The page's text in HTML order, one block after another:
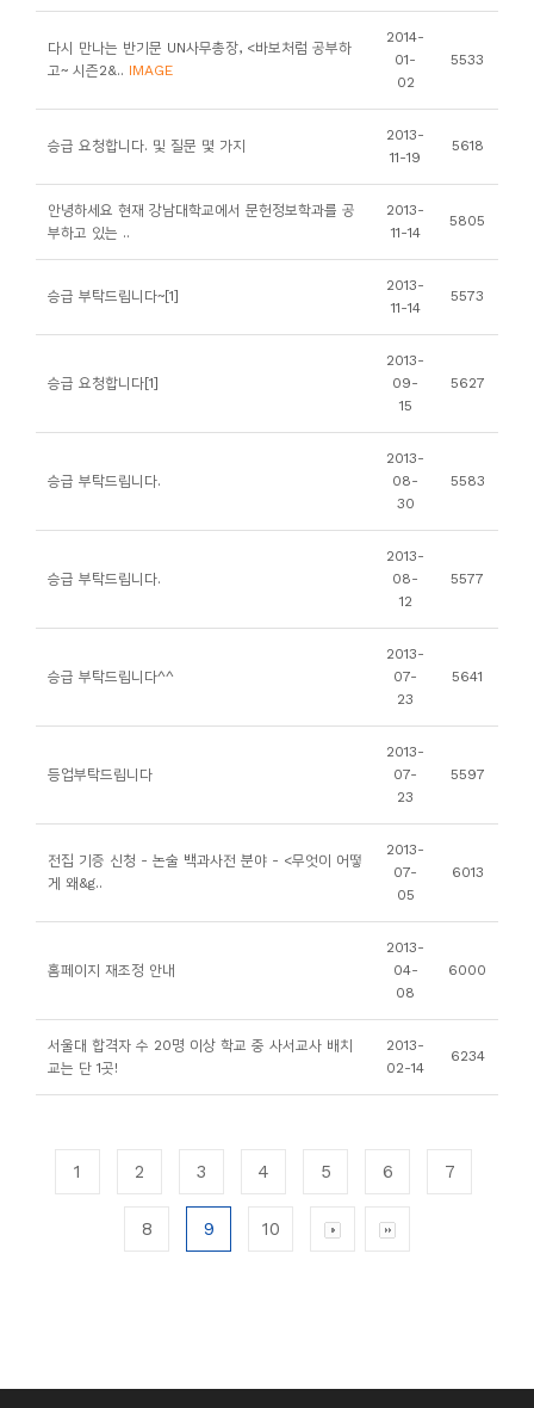
다시 만나는 반기문 UN사무총장, <바보처럼 공부하
고~ 시즌2&.. IMAGE
2014-
01-
02
5533
승급 요청합니다. 및 질문 몇 가지
2013-
11-19
5618
안녕하세요 현재 강남대학교에서 문헌정보학과를 공
부하고 있는 ..
2013-
11-14
5805
승급 부탁드립니다~[1]
2013-
11-14
5573
승급 요청합니다[1]
2013-
09-
15
5627
승급 부탁드립니다.
2013-
08-
30
5583
승급 부탁드립니다.
2013-
08-
12
5577
승급 부탁드립니다^^
2013-
07-
23
5641
등업부탁드립니다
2013-
07-
23
5597
전집 기증 신청 - 논술 백과사전 분야 - <무엇이 어떻
게 왜&g..
2013-
07-
05
6013
홈페이지 재조정 안내
2013-
04-
08
6000
서울대 합격자 수 20명 이상 학교 중 사서교사 배치
교는 단 1곳!
2013-
02-14
6234
1 2 3 4 5 6 7
8 9 10
자
실